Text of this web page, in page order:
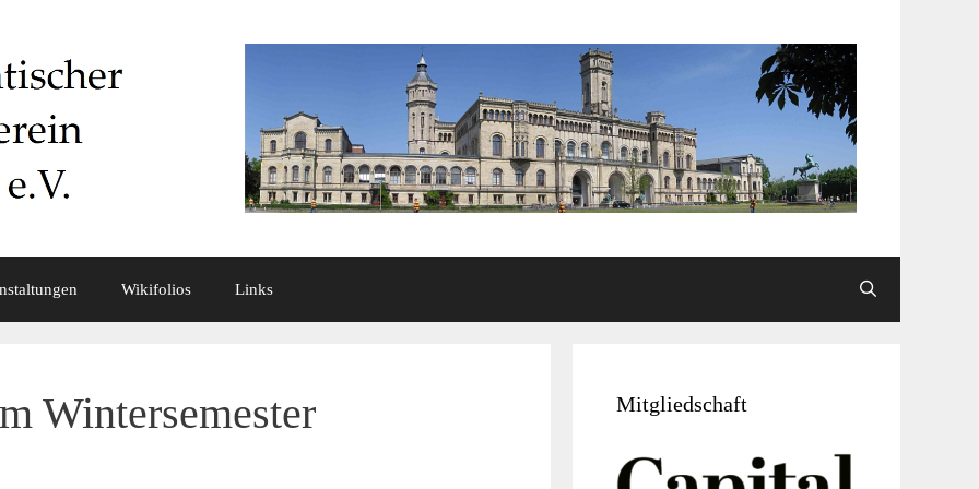
Wikifolios Links
Wintersemester
Mitgliedschaft